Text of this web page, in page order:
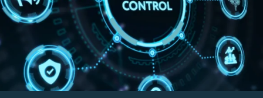
Dienstverlening
Over ons